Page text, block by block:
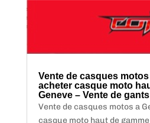
Vente de casques motos
acheter casque moto
Geneve – Vente de
Vente de casques motos a
casque moto haut de